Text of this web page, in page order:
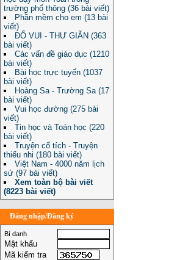
trường phổ thông (36 bài viết)
Phần mềm cho em (13 bài
viết)
ĐỐ VUI - THƯ GIÃN (363
bài viết)
Các vấn đề giáo dục (1210
bài viết)
Bài học trực tuyến (1037
bài viết)
Hoàng Sa - Trường Sa (17
bài viết)
Vui học đường (275 bài
viết)
Tin học và Toán học (220
bài viết)
Truyện cổ tích - Truyện
thiếu nhi (180 bài viết)
Việt Nam - 4000 năm lịch
sử (97 bài viết)
Xem toàn bộ bài viết
(8223 bài viết)
Đăng nhập/Đăng ký
Bí danh
Mật khẩu
Mã kiểm tra